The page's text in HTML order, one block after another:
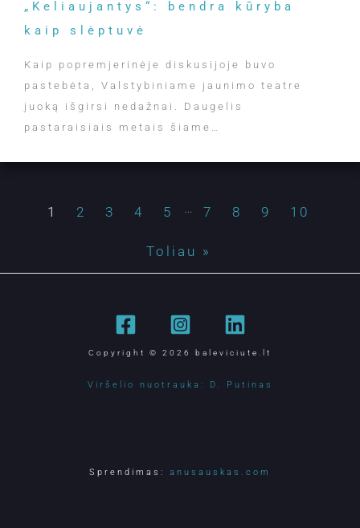
„Keliaujantys“: bendra kūryba
kaip slėptuvė
Kaip popremjerinėje diskusijoje buvo
pastebėta, Valstybiniame jaunimo teatre
juoką išgirsi nedažnai. Daugelis
pastaraisiais metais šiame…
1 2 3 4 5 … 7 8 9 10
Toliau »
Copyright © 2026 baleviciute.lt
Viršelio nuotrauka: D. Putinas
Sprendimas: anusauskas.com